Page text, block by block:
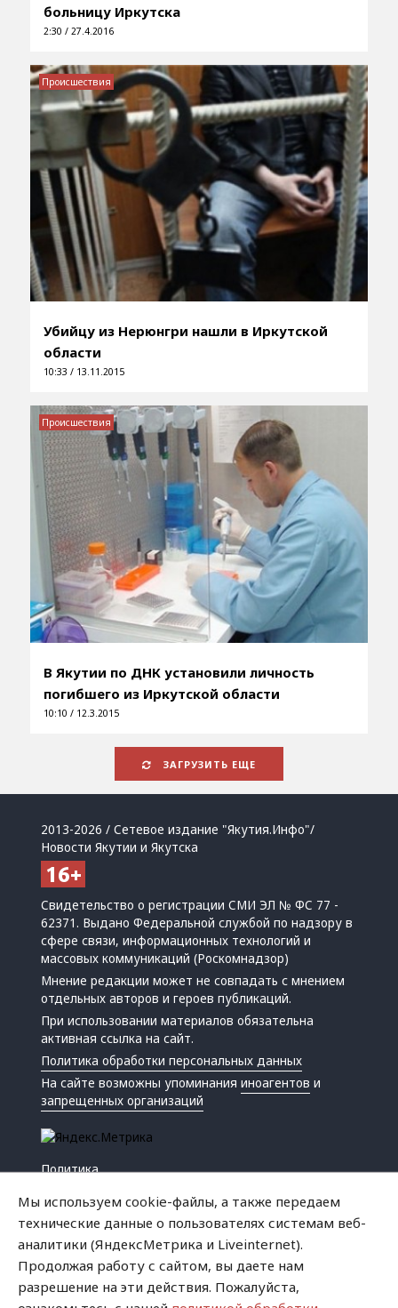
больницу Иркутска
2:30 / 27.4.2016
Убийцу из Нерюнгри нашли в Иркутской
области
10:33 / 13.11.2015
Происшествия
В Якутии по ДНК установили личность
погибшего из Иркутской области
10:10 / 12.3.2015
Происшествия
ЗАГРУЗИТЬ ЕЩЕ
2013-2026 / Сетевое издание "Якутия.Инфо"/
Новости Якутии и Якутска
Свидетельство о регистрации СМИ ЭЛ № ФС 77 -
62371. Выдано Федеральной службой по надзору в
сфере связи, информационных технологий и
массовых коммуникаций (Роскомнадзор)
Мнение редакции может не совпадать с мнением
отдельных авторов и героев публикаций.
При использовании материалов обязательна
активная ссылка на сайт.
Политика обработки персональных данных
На сайте возможны упоминанияиноагентов и
запрещенных организаций
Политика
Криминал
Мы используем cookie-файлы, а также передаем
технические данные о пользователях системам веб-
аналитики (ЯндексМетрика и Liveinternet).
Продолжая работу с сайтом, вы даете нам
разрешение на эти действия. Пожалуйста,